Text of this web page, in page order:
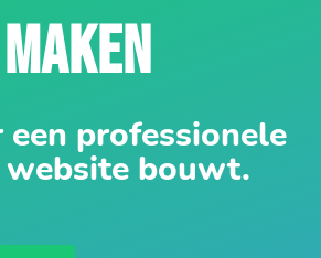
professionele
website bouwt.